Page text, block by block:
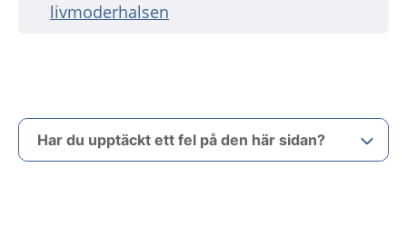
livmoderhalsen
Har du upptäckt ett fel på den här sidan?